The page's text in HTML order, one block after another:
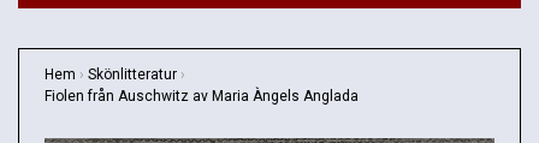
Hem › Skönlitteratur ›
Fiolen från Auschwitz av Maria Àngels Anglada